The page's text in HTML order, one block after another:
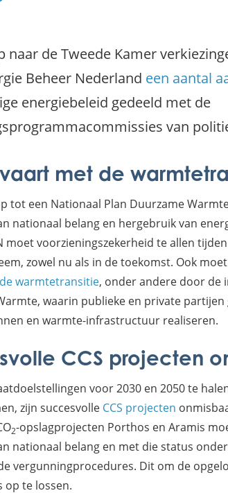
naar de Tweede Kamer
Beheer Nederland een aantal
energiebeleid gedeeld met de
van
met de
tot een Nationaal Plan Duurzame
nationaal belang en hergebruik van
moet voorzieningszekerheid te allen
zowel nu als in de toekomst. Ook
de warmtetransitie, onder andere door de
waarin publieke en private
en warmte-infrastructuur realiseren.
CCS projecten
voor 2030 en 2050 te
zijn succesvolle CCS projecten
2-opslagprojecten Porthos en Aramis
nationaal belang en met die status
vergunningprocedures. Dit om de
op te lossen.